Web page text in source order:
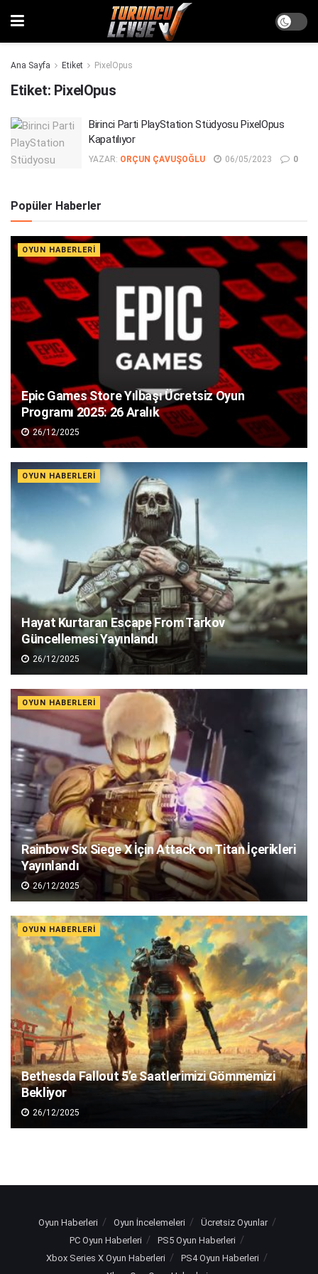
Ana Sayfa Etiket PixelOpus
Etiket: PixelOpus
Birinci Parti PlayStation Stüdyosu PixelOpus
Kapatılıyor
YAZAR: ORÇUN ÇAVUŞOĞLU 06/05/2023 0
Popüler Haberler
OYUN HABERLERI
Epic Games Store Yılbaşı Ücretsiz Oyun
Programı 2025: 26 Aralık
26/12/2025
OYUN HABERLERI
Hayat Kurtaran Escape From Tarkov
Güncellemesi Yayınlandı
26/12/2025
OYUN HABERLERI
Rainbow Six Siege X İçin Attack on Titan İçerikleri
Yayınlandı
26/12/2025
OYUN HABERLERI
Bethesda Fallout 5’e Saatlerimizi Gömmemizi
Bekliyor
26/12/2025
Oyun Haberleri Oyun İncelemeleri
Ücretsiz Oyunlar
PC Oyun Haberleri
PS5 Oyun Haberleri
Xbox Series X Oyun Haberleri
PS4 Oyun Haberleri